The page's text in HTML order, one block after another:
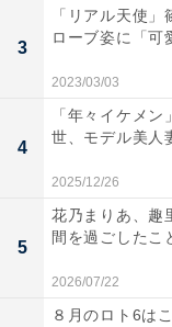
3
「リアル天使
ローブ姿に「可
2023/03/03
4
「年々イケメ
世、モデル美人
2025/12/26
5
花乃まりあ、趣
間を過ごしたこ
2026/07/22
８月のロト6は